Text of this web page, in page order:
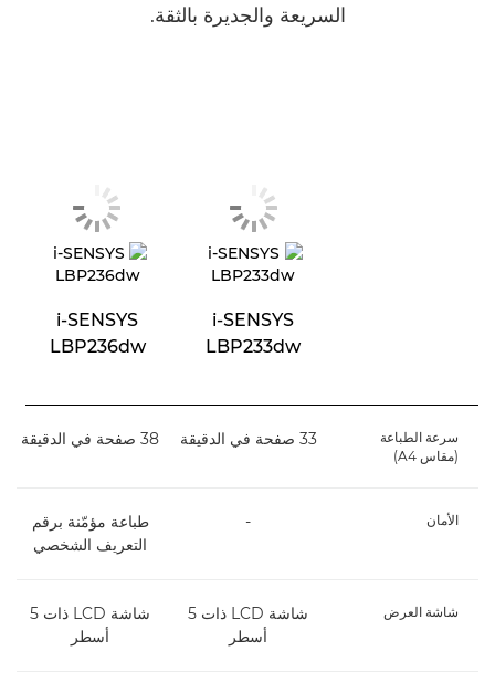
السريعة والجديرة بالثقة.
i-SENSYS
LBP233dw
i-SENSYS
LBP236dw
سرعة الطباعة
(مقاس A4)
33 صفحة في الدقيقة 38 صفحة في الدقيقة
الأمان -
طباعة مؤمّنة برقم
التعريف الشخصي
شاشة العرض
شاشة LCD ذات 5
أسطر
شاشة LCD ذات 5
أسطر